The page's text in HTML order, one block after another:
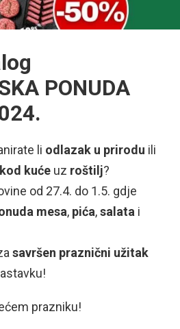
PONUDA
li odlazak u prirodu ili
kućeuz roštilj?
od 27.4. do 1.5. gdje
mesa, pića,salata i
savršen praznični užitak
prazniku!